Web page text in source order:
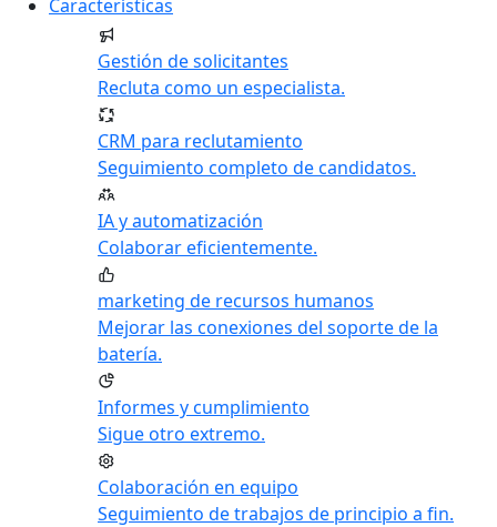
Características
Gestión de solicitantes
Recluta como un especialista.
CRM para reclutamiento
Seguimiento completo de candidatos.
IA y automatización
Colaborar eficientemente.
marketing de recursos humanos
Mejorar las conexiones del soporte de la
batería.
Informes y cumplimiento
Sigue otro extremo.
Colaboración en equipo
Seguimiento de trabajos de principio a fin.